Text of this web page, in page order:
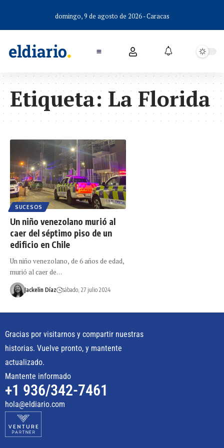
domingo, 9 de agosto de 2026 - Caracas
Etiqueta: La Florida
SUCESOS
Un niño venezolano murió al
caer del séptimo piso de un
edificio en Chile
Un niño venezolano, de 6 años de edad,
murió al caer de…
Jackelin Díaz sábado, 27 julio 2024
Gracias por visitarnos y compartir nuestras
historias. Vuelve pronto, y mantente
actualizado.
Mantente informado
+1 936/342-7461
hola@eldiario.com